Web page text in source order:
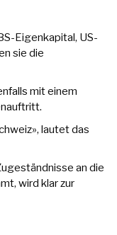
Eigenkapital, US-
sie die
mit einem
lautet das
an die
wird klar zur